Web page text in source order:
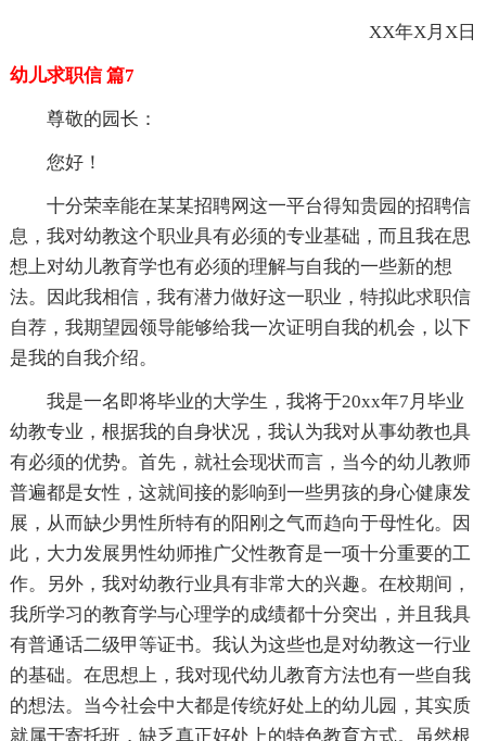
XX年X月X日
幼儿求职信 篇7
尊敬的园长：
您好！
十分荣幸能在某某招聘网这一平台得知贵园的招聘信
息，我对幼教这个职业具有必须的专业基础，而且我在思
想上对幼儿教育学也有必须的理解与自我的一些新的想
法。因此我相信，我有潜力做好这一职业，特拟此求职信
自荐，我期望园领导能够给我一次证明自我的机会，以下
是我的自我介绍。
我是一名即将毕业的大学生，我将于20xx年7月毕业
幼教专业，根据我的自身状况，我认为我对从事幼教也具
有必须的优势。首先，就社会现状而言，当今的幼儿教师
普遍都是女性，这就间接的影响到一些男孩的身心健康发
展，从而缺少男性所特有的阳刚之气而趋向于母性化。因
此，大力发展男性幼师推广父性教育是一项十分重要的工
作。另外，我对幼教行业具有非常大的兴趣。在校期间，
我所学习的教育学与心理学的成绩都十分突出，并且我具
有普通话二级甲等证书。我认为这些也是对幼教这一行业
的基础。在思想上，我对现代幼儿教育方法也有一些自我
的想法。当今社会中大都是传统好处上的幼儿园，其实质
就属于寄托班，缺乏真正好处上的特色教育方式。虽然根